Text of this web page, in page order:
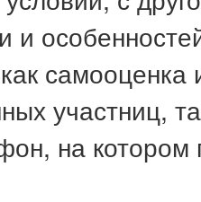
и
самооценка
участниц,
на котором